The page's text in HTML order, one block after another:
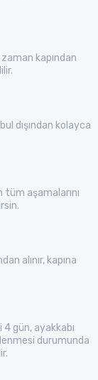
kapından
dışından kolayca
aşamalarını
alınır, kapına
gün, ayakkabı
durumunda